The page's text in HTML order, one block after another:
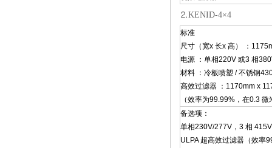
⒉KENID-4×4
标准
尺寸（宽x 长x 高） ：
电源 ：单相220V 或3 相
材料 ：冷板喷塑 / 不锈钢
高效过滤器 ：1170mm x
（效率为99.99%，在0.3 微
备选项：
单相230V/277V，3 相
ULPA 超高效过滤器（效率